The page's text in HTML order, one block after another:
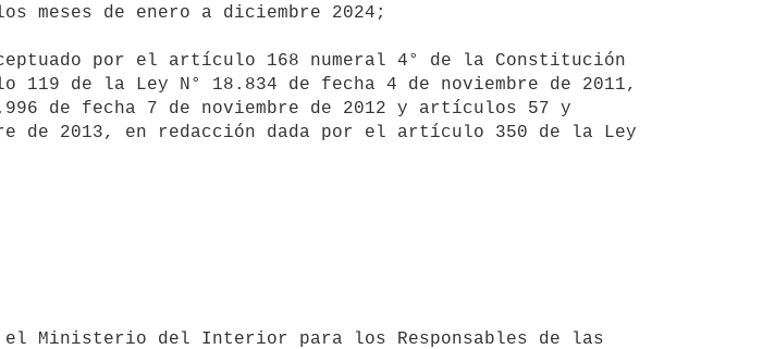
meses de enero a diciembre 2024;
de la Ley N° 18.834 de fecha 4 de noviembre de 2011,
de fecha 7 de noviembre de 2012 y artículos 57 y
de 2013, en redacción dada por el artículo 350 de la Ley